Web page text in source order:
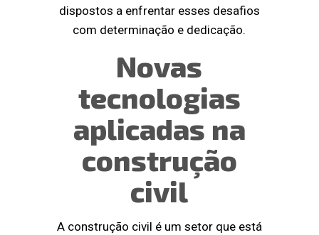
dispostos a enfrentar esses desafios
com determinação e dedicação.
Novas
tecnologias
aplicadas na
construção
civil
A construção civil é um setor que está